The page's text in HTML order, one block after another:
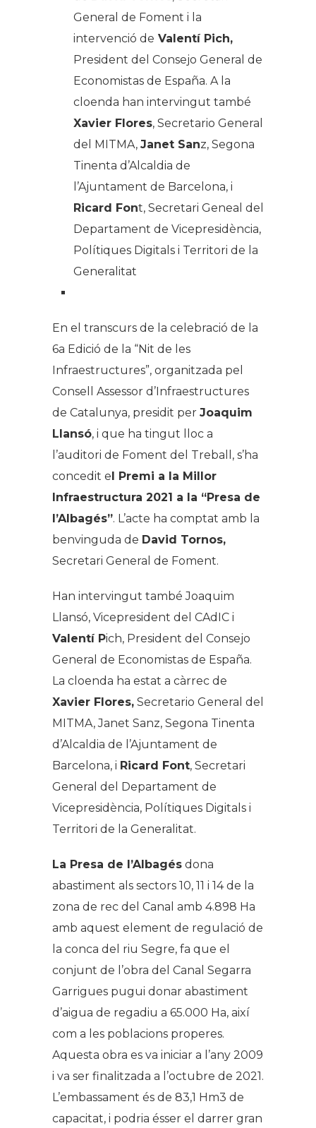
General de Foment i la
intervenció de Valentí Pich,
President del Consejo General de
Economistas de España. A la
cloenda han intervingut també
Xavier Flores, Secretario General
del MITMA, Janet Sanz, Segona
Tinenta d’Alcaldia de
l’Ajuntament de Barcelona, i
Ricard Font, Secretari Geneal del
Departament de Vicepresidència,
Polítiques Digitals i Territori de la
Generalitat
En el transcurs de la celebració de la
6a Edició de la “Nit de les
Infraestructures”, organitzada pel
Consell Assessor d’Infraestructures
de Catalunya, presidit per Joaquim
Llansó, i que ha tingut lloc a
l’auditori de Foment del Treball, s’ha
concedit el Premi a la Millor
Infraestructura 2021 a la “Presa de
l’Albagés”. L’acte ha comptat amb la
benvinguda de David Tornos,
Secretari General de Foment.
Han intervingut també Joaquim
Llansó, Vicepresident del CAdIC i
Valentí Pich, President del Consejo
General de Economistas de España.
La cloenda ha estat a càrrec de
Xavier Flores, Secretario General del
MITMA,Janet Sanz, Segona Tinenta
d’Alcaldia de l’Ajuntament de
Barcelona, i Ricard Font, Secretari
General del Departament de
Vicepresidència, Polítiques Digitals i
Territori de la Generalitat.
La Presa de l’Albagés dona
abastiment als sectors 10, 11 i 14 de la
zona de rec del Canal amb 4.898 Ha
amb aquest element de regulació de
la conca del riu Segre, fa que el
conjunt de l’obra del Canal Segarra
Garrigues pugui donar abastiment
d’aigua de regadiu a 65.000 Ha, així
com a les poblacions properes.
Aquesta obra es va iniciar a l’any 2009
i va ser finalitzada a l’octubre de 2021.
L’embassament és de 83,1 Hm3 de
capacitat, i podria ésser el darrer gran